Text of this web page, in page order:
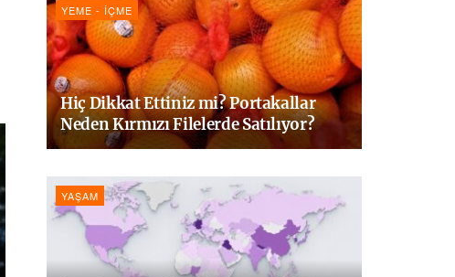
YEME - İÇME
Hiç Dikkat Ettiniz mi? Portakallar
Neden Kırmızı Filelerde Satılıyor?
YAŞAM